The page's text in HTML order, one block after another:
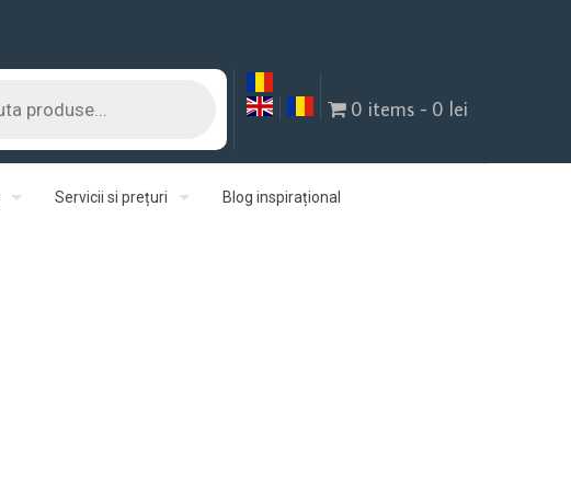
0 items 0 lei
Servicii si prețuri Blog inspirațional